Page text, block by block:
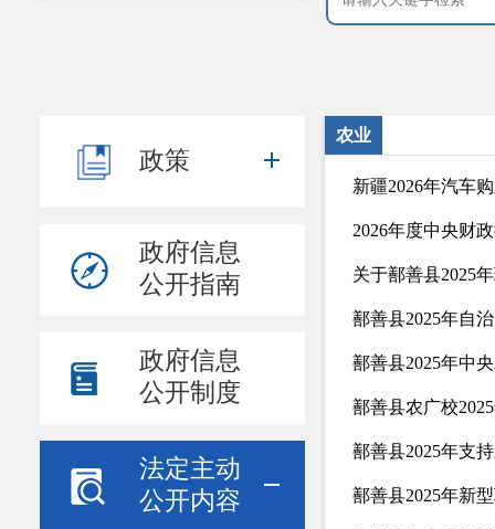
政策
政府信息
公开指南
政府信息
公开制度
法定主动
公开内容
农业
新疆2026年汽车
2026年度中央财
关于鄯善县2025
鄯善县农广校
鄯善县2025年支
鄯善县2025年新